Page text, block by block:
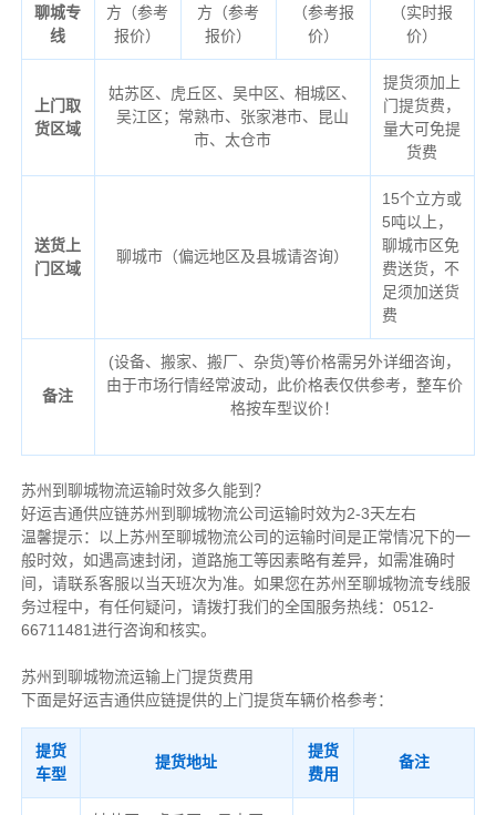
聊城专
线
方（参考
报价）
方（参考
报价）
（参考报
价）
（实时报
价）
上门取
货区域
姑苏区、虎丘区、吴中区、相城区、
吴江区；常熟市、张家港市、昆山
市、太仓市
提货须加上
门提货费，
量大可免提
货费
送货上
门区域
聊城市（偏远地区及县城请咨询）
15个立方或
5吨以上，
聊城市区免
费送货，不
足须加送货
费
备注
(设备、搬家、搬厂、杂货)等价格需另外详细咨询，
由于市场行情经常波动，此价格表仅供参考，整车价
格按车型议价！
苏州到聊城物流运输时效多久能到？
好运吉通供应链苏州到聊城物流公司运输时效为2-3天左右
温馨提示：以上苏州至聊城物流公司的运输时间是正常情况下的一
般时效，如遇高速封闭，道路施工等因素略有差异，如需准确时
间，请联系客服以当天班次为准。如果您在苏州至聊城物流专线服
务过程中，有任何疑问，请拨打我们的全国服务热线：0512-
66711481进行咨询和核实。
苏州到聊城物流运输上门提货费用
下面是好运吉通供应链提供的上门提货车辆价格参考：
提货
车型
提货地址
提货
费用
备注